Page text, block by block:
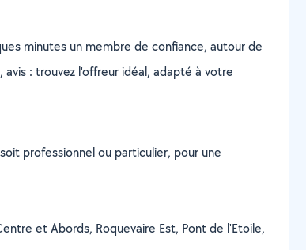
minutes un membre de confiance, autour de
: trouvez l'offreur idéal, adapté à votre
professionnel ou particulier, pour une
et Abords, Roquevaire Est, Pont de l'Etoile,